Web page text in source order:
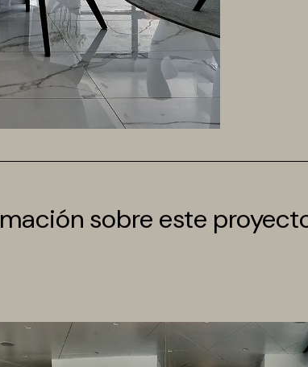
sobre este